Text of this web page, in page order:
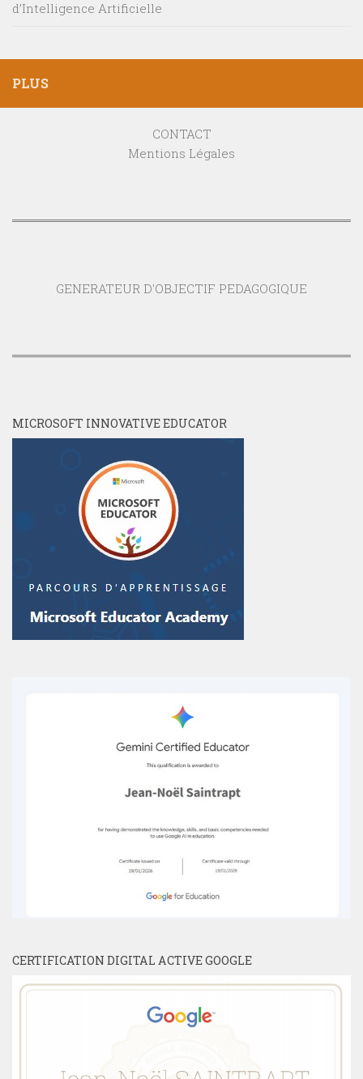
d’Intelligence Artificielle
PLUS
CONTACT
Mentions Légales
GENERATEUR D'OBJECTIF PEDAGOGIQUE
MICROSOFT INNOVATIVE EDUCATOR
CERTIFICATION DIGITAL ACTIVE GOOGLE